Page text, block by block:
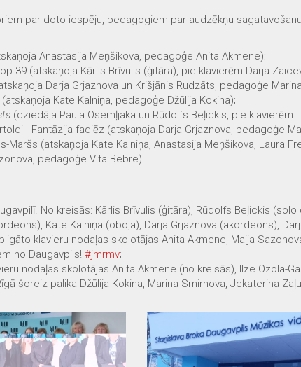
par doto iespēju, pedagogiem par audzēkņu
Anastasija Meņšikova, pedagoģe Anita Akmene);
(atskaņoja Kārlis Brīvulis (ģitāra), pie klavierēm Darja
Darja Grjaznova un Krišjānis Rudzāts, pedagoģe
Kate Kalniņa, pedagoģe Džūlija Kokina);
(dziedāja Paula Osemļjaka un Rūdolfs Beļickis, pie klavierēm
- Fantāzija fadiēz (atskaņoja Darja Grjaznova, pedagoģe
Maršs (atskaņoja Kate Kalniņa, Anastasija Meņšikova, Laura
pedagoģe Vita Bebre).
No kreisās: Kārlis Brīvulis (ģitāra), Rūdolfs Beļickis
Kate Kalniņa (oboja), Darja Grjaznova (akordeons),
klavieru nodaļas skolotājas Anita Akmene, Maija
no Daugavpils! #jmrmv;
nodaļas skolotājas Anita Akmene (no kreisās), Ilze Ozola-
šoreiz palika Džūlija Kokina, Marina Smirnova, Jekaterina